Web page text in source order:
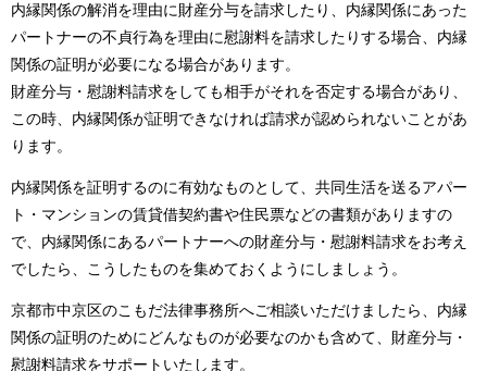
内縁関係の解消を理由に財産分与を請求したり、内縁関係にあった
パートナーの不貞行為を理由に慰謝料を請求したりする場合、内縁
関係の証明が必要になる場合があります。
財産分与・慰謝料請求をしても相手がそれを否定する場合があり、
この時、内縁関係が証明できなければ請求が認められないことがあ
ります。
内縁関係を証明するのに有効なものとして、共同生活を送るアパー
ト・マンションの賃貸借契約書や住民票などの書類がありますの
で、内縁関係にあるパートナーへの財産分与・慰謝料請求をお考え
でしたら、こうしたものを集めておくようにしましょう。
京都市中京区のこもだ法律事務所へご相談いただけましたら、内縁
関係の証明のためにどんなものが必要なのかも含めて、財産分与・
慰謝料請求をサポートいたします。